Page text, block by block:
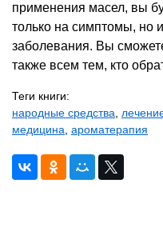
применения масел, вы
только на симптомы, но
заболевания. Вы
также всем тем, кто
Теги книги:
народные средства,
медицина, ароматерапия